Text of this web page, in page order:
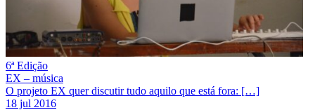
6ª Edição
EX – música
O projeto EX quer discutir tudo aquilo que está fora: […]
18 jul 2016